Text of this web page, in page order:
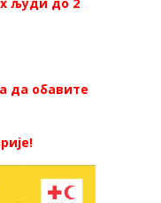
да обавите